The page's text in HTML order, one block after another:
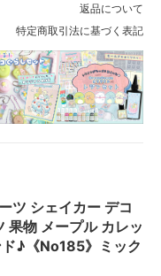
返品について
特定商取引法に基づく表記
ツ シェイカー デコ
果物 メープル カレッ
♪《No185》ミック